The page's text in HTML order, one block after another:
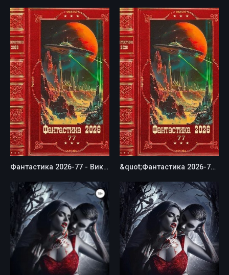
Фантастика 2026-77 - Виктория Богачева &quot;Фантастика 2026-77&quot;. Компиляция. Книги 1-19 - Виктория Богачева